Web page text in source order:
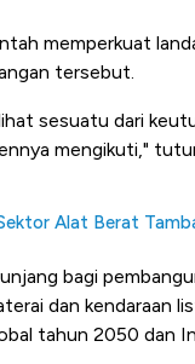
memperkuat
tersebut.
sesuatu dari
mengikuti,"
Alat Berat
bagi
dan kendaraan
tahun 2050 dan
Bangkit dari
Alas Kaki